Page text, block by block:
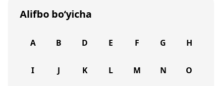
Alifbo bo‘yicha
A B D E F G H
I J K L M N O